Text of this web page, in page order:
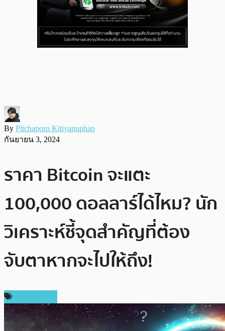
By Pitchaporn Kitiyanuphap
กันยายน 3, 2024
ราคา Bitcoin จะแตะ
100,000 ดอลลาร์ได้ไหม? นัก
วิเคราะห์ชี้จุดสำคัญที่ต้อง
จับตาหากจะไปให้ถึง!